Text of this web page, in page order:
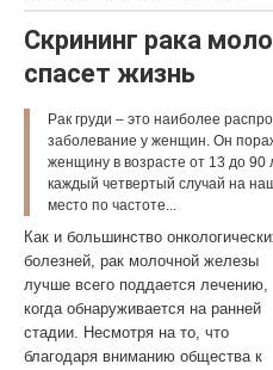
Скрининг рака
спасет жизнь
Рак груди – это наиболее
заболевание у женщин. Он
женщину в возрасте от 13 до 90
каждый четвертый случай на
место по частоте...
Как и большинство
болезней, рак молочной железы
лучше всего поддается лечению,
когда обнаруживается на ранней
стадии. Несмотря на то, что
благодаря вниманию общества к